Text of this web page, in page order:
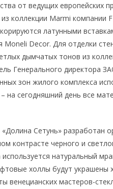
от ведущих европейских
коллекции Marmi компании
латунными
Decor. Для отделки
дымчатых тонов из
Генерального директора
зон жилого комплекса
на сегодняшний день все
Сетунь» разработан
контрасте черного и
натуральный
холлы будут украшены
венецианских мастеров-